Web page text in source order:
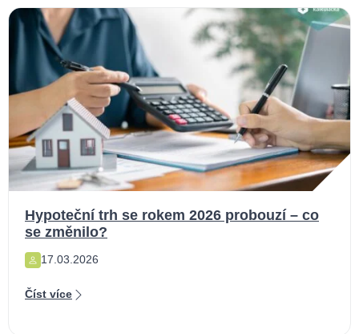
Hypoteční trh se rokem 2026 probouzí – co
se změnilo?
17.03.2026
Číst více